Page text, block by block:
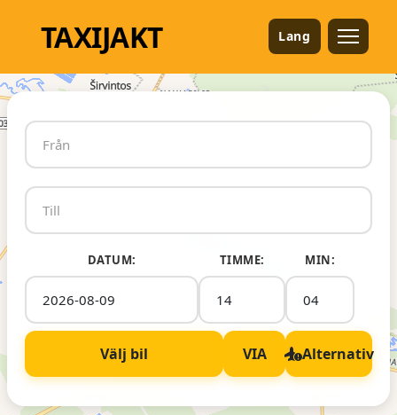
TAXIJAKT Lang
DATUM: TIMME: MIN:
Välj bil VIA Alternativ